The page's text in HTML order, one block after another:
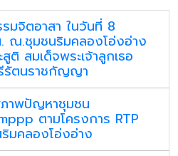
มจิตอาสา ในวันที่ 8
ณ.ชุมชนริมคลองโอ่งอ่าง
ติ สมเด็จพระเจ้าลูกเธอ
รัตนราชกัญญา
าพปัญหาชุมชน
ตามโครงการ RTP
มคลองโอ่งอ่าง